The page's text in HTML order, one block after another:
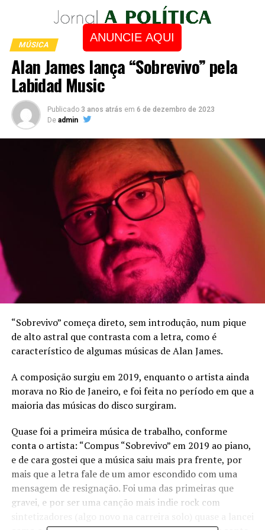
ANUNCIE AQUI
MÚSICA
Alan James lança “Sobrevivo” pela
Labidad Music
Publicado 3 anos atrás em 6 de dezembro de 2023
De admin
“Sobrevivo” começa direto, sem introdução, num pique
de alto astral que contrasta com a letra, como é
característico de algumas músicas de Alan James.
A composição surgiu em 2019, enquanto o artista ainda
morava no Rio de Janeiro, e foi feita no período em que a
maioria das músicas do disco surgiram.
Quase foi a primeira música de trabalho, conforme
conta o artista: “Compus “Sobrevivo” em 2019 ao piano,
e de cara gostei que a música saiu mais pra frente, por
mais que a letra fale de um amor escondido com uma
mensagem de resignação. Foi uma das primeiras que
gravei, e por ser uma canção mais indie rock com